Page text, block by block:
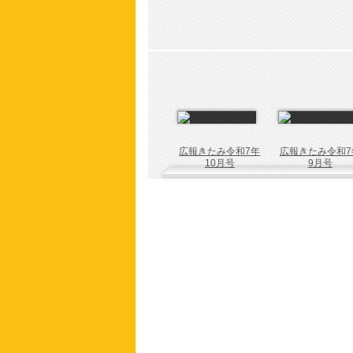
広報きたみ令和7年
10月号
広報きたみ令和
9月号